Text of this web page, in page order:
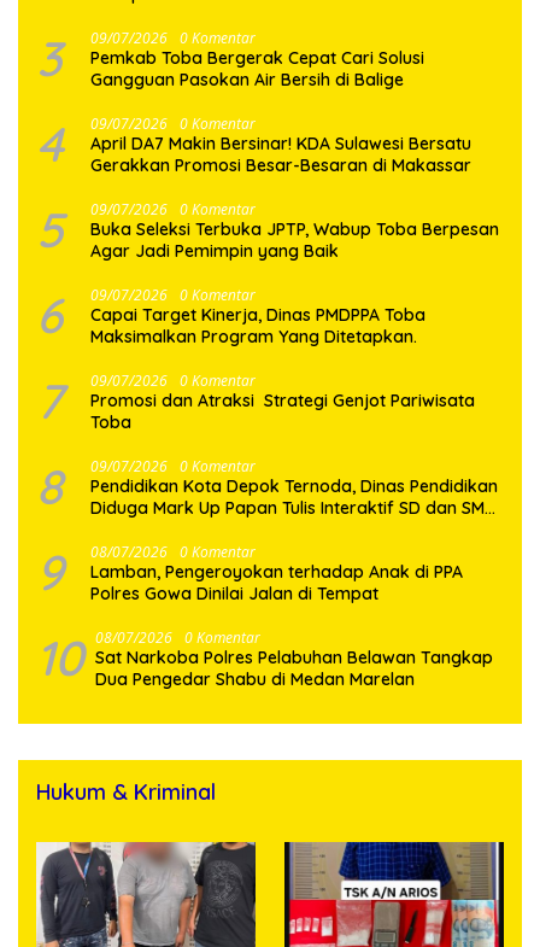
3 09/07/2026 0 Komentar
Pemkab Toba Bergerak Cepat Cari Solusi
Gangguan Pasokan Air Bersih di Balige
4 09/07/2026 0 Komentar
April DA7 Makin Bersinar! KDA Sulawesi Bersatu
Gerakkan Promosi Besar-Besaran di Makassar
5 09/07/2026 0 Komentar
Buka Seleksi Terbuka JPTP, Wabup Toba Berpesan
Agar Jadi Pemimpin yang Baik
6 09/07/2026 0 Komentar
Capai Target Kinerja, Dinas PMDPPA Toba
Maksimalkan Program Yang Ditetapkan.
7 09/07/2026 0 Komentar
Promosi dan Atraksi Strategi Genjot Pariwisata
Toba
8 09/07/2026 0 Komentar
Pendidikan Kota Depok Ternoda, Dinas Pendidikan
Diduga Mark Up Papan Tulis Interaktif SD dan SMP
9 08/07/2026 0 Komentar
Lamban, Pengeroyokan terhadap Anak di PPA
Polres Gowa Dinilai Jalan di Tempat
10 08/07/2026 0 Komentar
Sat Narkoba Polres Pelabuhan Belawan Tangkap
Dua Pengedar Shabu di Medan Marelan
Hukum & Kriminal